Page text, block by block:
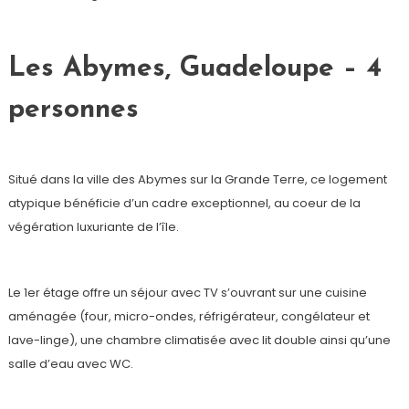
Les Abymes, Guadeloupe – 4
personnes
Situé dans la ville des Abymes sur la Grande Terre, ce logement
atypique bénéficie d’un cadre exceptionnel, au coeur de la
végération luxuriante de l’île.
Le 1er étage offre un séjour avec TV s’ouvrant sur une cuisine
aménagée (four, micro-ondes, réfrigérateur, congélateur et
lave-linge), une chambre climatisée avec lit double ainsi qu’une
salle d’eau avec WC.